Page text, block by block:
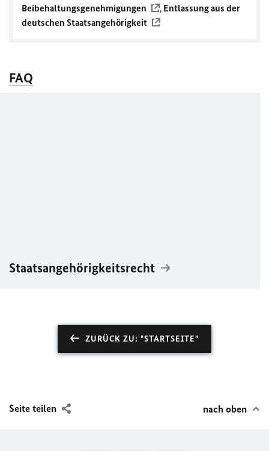
Beibehaltungsgenehmigungen
, Entlassung aus der
deutschen Staatsangehörigkeit
FAQ
Staatsangehörigkeitsrecht
ZURÜCK ZU: "STARTSEITE"
Seite teilen nach oben